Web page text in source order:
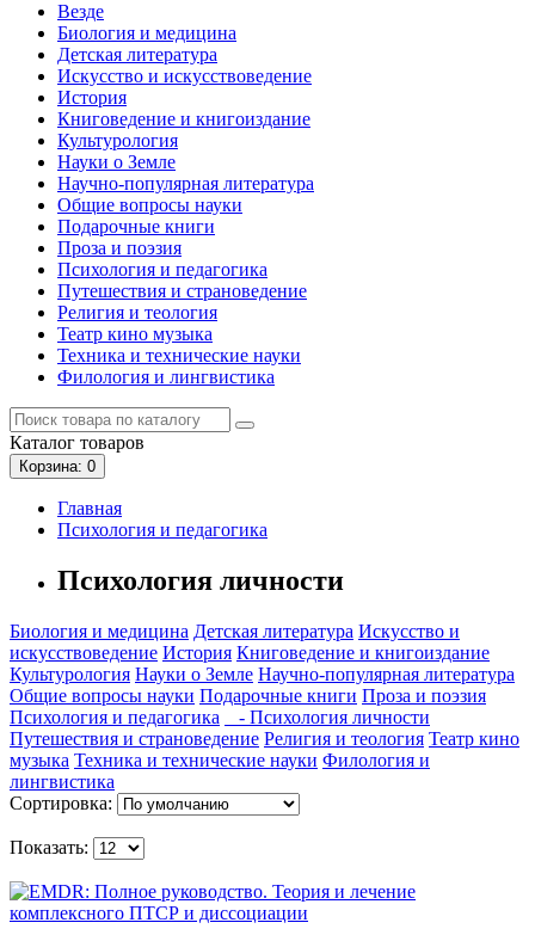
Везде
Биология и медицина
Детская литература
Искусство и искусствоведение
История
Книговедение и книгоиздание
Культурология
Науки о Земле
Научно-популярная литература
Общие вопросы науки
Подарочные книги
Проза и поэзия
Психология и педагогика
Путешествия и страноведение
Религия и теология
Театр кино музыка
Техника и технические науки
Филология и лингвистика
Каталог товаров
Корзина: 0
Главная
Психология и педагогика
Психология личности
Биология и медицина Детская литература Искусство и
искусствоведение История Книговедение и книгоиздание
Культурология Науки о Земле Научно-популярная литература
Общие вопросы науки Подарочные книги Проза и поэзия
Психология и педагогика
- Психология личности
Путешествия и страноведение Религия и теология Театр кино
музыка Техника и технические науки Филология и
лингвистика
Сортировка:
Показать: